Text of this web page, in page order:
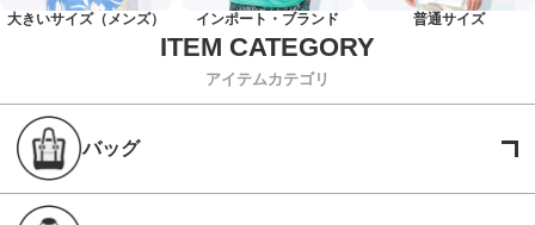
大きいサイズ（メンズ） インポート・ブランド 普通サイズ
アイテムカテゴリ
バッグ